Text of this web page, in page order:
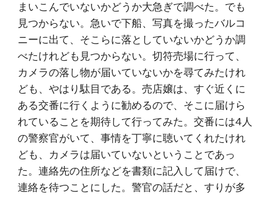
まいこんでいないかどうか大急ぎで調べた。でも
見つからない。急いで下船、写真を撮ったバルコ
ニーに出て、そこらに落としていないかどうか調
べたけれども見つからない。切符売場に行って、
カメラの落し物が届いていないかを尋てみたけれ
ども、やはり駄目である。売店嬢は、すぐ近くに
ある交番に行くように勧めるので、そこに届けら
れていることを期待して行ってみた。交番には4人
の警察官がいて、事情を丁寧に聴いてくれたけれ
ども、カメラは届いていないということであっ
た。連絡先の住所などを書類に記入して届けで、
連絡を待つことにした。警官の話だと、すりが多